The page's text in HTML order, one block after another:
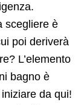
scegliere è
poi deriverà
L’elemento
bagno è
da qui!